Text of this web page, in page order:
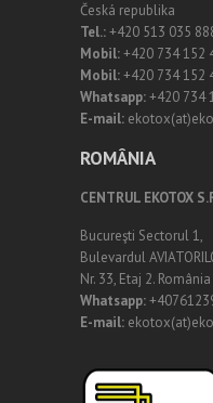
Česká republika
Tel.:+420 513 035
Mobil:+420 734 152
Mobil:+420 734 152
Whatsapp:+420 734
E-mail:
ROMÂNIA
CENTRUL EKOTOX
Bucureşti Sectorul 1,
Bulevardul
Nr. 33, Etaj 2. România
Whatsapp:
E-mail: